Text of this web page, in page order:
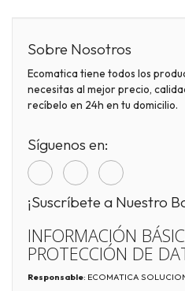
Sobre Nosotros
Ecomatica tiene todos los
necesitas al mejor precio,
recíbelo en 24h en tu domicilio.
Síguenos en:
¡Suscríbete a Nuestro
INFORMACIÓN
PROTECCIÓN DE
Responsable: ECOMATICA